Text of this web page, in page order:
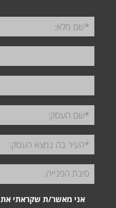
אני מאשר/ת שקראתי את